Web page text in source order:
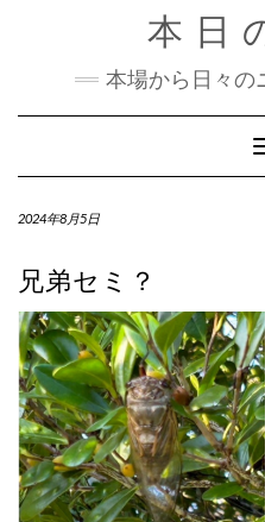
本日
本場から日々の
2024年8月5日
兄弟セミ？